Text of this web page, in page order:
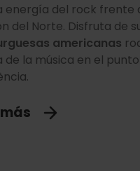
energía del rock frente
del Norte. Disfruta de
americanas
de la música en el